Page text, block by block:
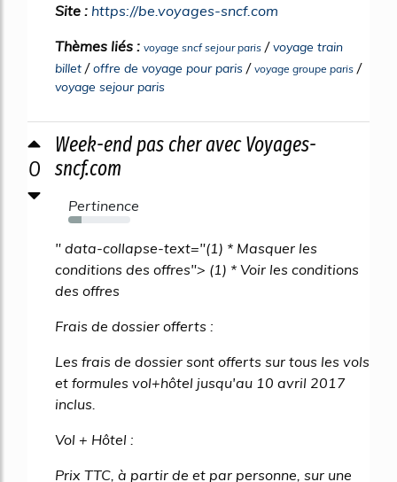
Site : https://be.voyages-sncf.com
Thèmes liés : voyage sncf sejour paris /voyage train
billet /offre de voyage pour paris / voyage groupe paris /
voyage sejour paris
0
Week-end pas cher avec Voyages-
sncf.com
Pertinence
22%
" data-collapse-text="(1) * Masquer les
conditions des offres"> (1) * Voir les conditions
des offres
Frais de dossier offerts :
Les frais de dossier sont offerts sur tous les vols
et formules vol+hôtel jusqu'au 10 avril 2017
inclus.
Vol + Hôtel :
Prix TTC, à partir de et par personne, sur une